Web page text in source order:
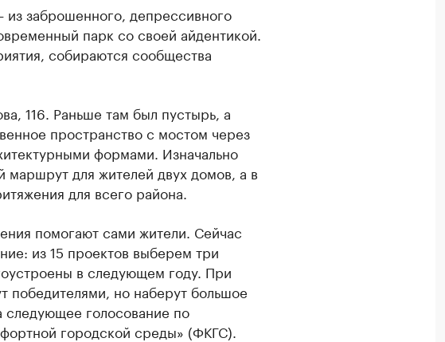
заброшенного, депрессивного
парк со своей айдентикой.
собираются сообщества
116. Раньше там был пустырь, а
пространство с мостом через
формами. Изначально
маршрут для жителей двух домов, а в
для всего района.
помогают сами жители. Сейчас
из 15 проектов выберем три
в следующем году. При
победителями, но наберут большое
следующее голосование по
городской среды» (ФКГС).